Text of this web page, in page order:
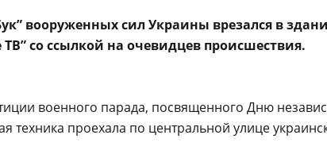
вооруженных сил Украины врезался в
ТВ” со ссылкой на очевидцев происшествия.
военного парада, посвященного Дню
техника проехала по центральной улице